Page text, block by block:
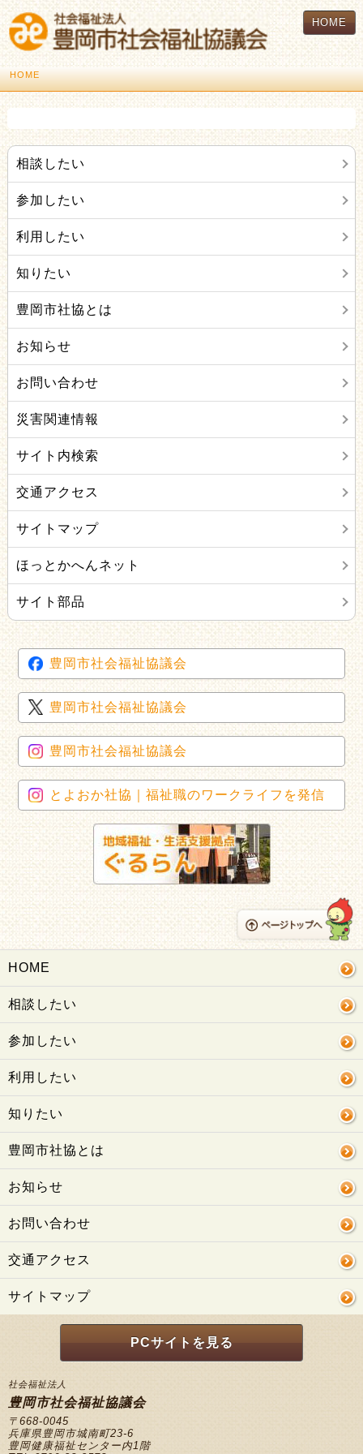
HOME
HOME
相談したい
参加したい
利用したい
知りたい
豊岡市社協とは
お知らせ
お問い合わせ
災害関連情報
サイト内検索
交通アクセス
サイトマップ
ほっとかへんネット
サイト部品
豊岡市社会福祉協議会
豊岡市社会福祉協議会
豊岡市社会福祉協議会
とよおか社協｜福祉職のワークライフを発信
HOME
相談したい
参加したい
利用したい
知りたい
豊岡市社協とは
お知らせ
お問い合わせ
交通アクセス
サイトマップ
PCサイトを見る
社会福祉法人
豊岡市社会福祉協議会
〒668-0045
兵庫県豊岡市城南町23-6
豊岡健康福祉センター内1階